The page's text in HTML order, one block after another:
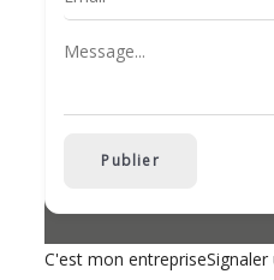
Publier
C'est mon entreprise